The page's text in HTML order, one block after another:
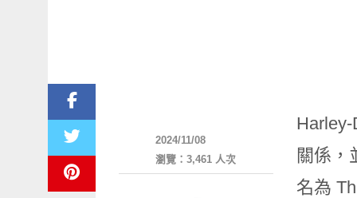
關係，
名為
2024/11/08
瀏覽：3,461 人次